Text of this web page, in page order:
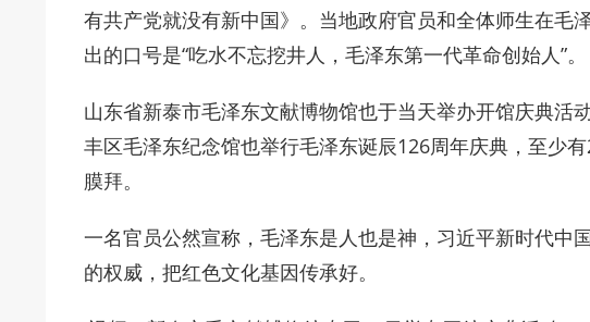
有共产党就没有新中国》。当地政府官员和全体师生在毛
出的口号是“吃水不忘挖井人，毛泽东第一代革命创始人”。
山东省新泰市毛泽东文献博物馆也于当天举办开馆庆典活
丰区毛泽东纪念馆也举行毛泽东诞辰126周年庆典，至少
膜拜。
一名官员公然宣称，毛泽东是人也是神，习近平新时代中
的权威，把红色文化基因传承好。